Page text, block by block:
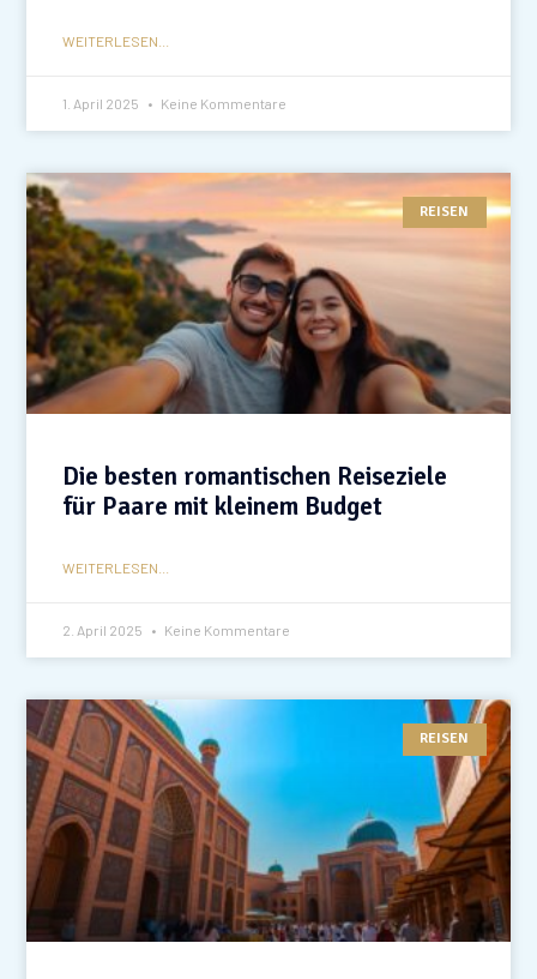
WEITERLESEN...
1. April 2025 Keine Kommentare
REISEN
Die besten romantischen Reiseziele
für Paare mit kleinem Budget
WEITERLESEN...
2. April 2025 Keine Kommentare
REISEN